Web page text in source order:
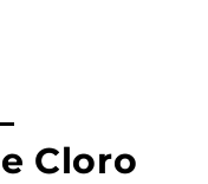
Cloro